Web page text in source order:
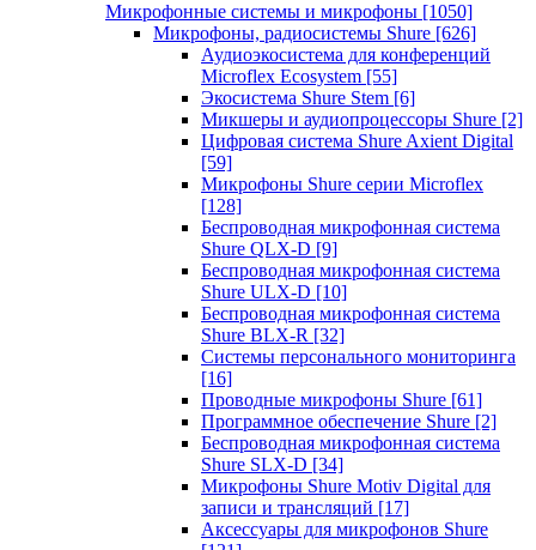
Микрофонные системы и микрофоны [1050]
Микрофоны, радиосистемы Shure [626]
Аудиоэкосистема для конференций
Microflex Ecosystem [55]
Экосистема Shure Stem [6]
Микшеры и аудиопроцессоры Shure [2]
Цифровая система Shure Axient Digital
[59]
Микрофоны Shure серии Microflex
[128]
Беспроводная микрофонная система
Shure QLX-D [9]
Беспроводная микрофонная система
Shure ULX-D [10]
Беспроводная микрофонная система
Shure BLX-R [32]
Системы персонального мониторинга
[16]
Проводные микрофоны Shure [61]
Программное обеспечение Shure [2]
Беспроводная микрофонная система
Shure SLX-D [34]
Микрофоны Shure Motiv Digital для
записи и трансляций [17]
Аксессуары для микрофонов Shure